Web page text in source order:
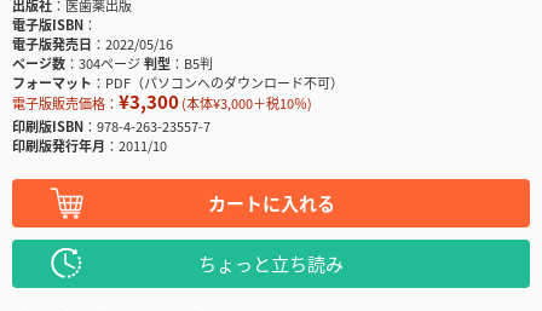
出版社
医歯薬出版
電子版ISBN
電子版発売日
2022/05/16
ページ数
304ページ判型
B5判
フォーマット
PDF（パソコンへのダウンロード不可）
電子版販売価格： ¥3,300(本体¥3,000＋税10％)
印刷版ISBN
978-4-263-23557-7
印刷版発行年月
2011/10
カートに入れる
ちょっと立ち読み